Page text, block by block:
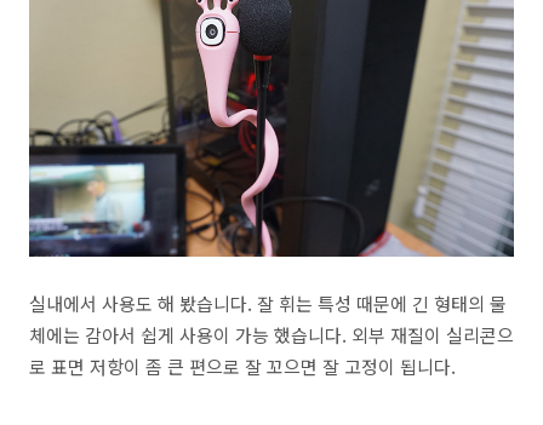
실내에서 사용도 해 봤습니다. 잘 휘는 특성 때문에 긴 형태의 물
체에는 감아서 쉽게 사용이 가능 했습니다. 외부 재질이 실리콘으
로 표면 저항이 좀 큰 편으로 잘 꼬으면 잘 고정이 됩니다.